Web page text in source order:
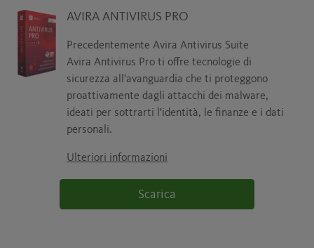
AVIRA ANTIVIRUS PRO
Precedentemente Avira Antivirus Suite
Avira Antivirus Pro ti offre tecnologie di
sicurezza all'avanguardia che ti proteggono
proattivamente dagli attacchi dei malware,
ideati per sottrarti l'identità, le finanze e i dati
personali.
Ulteriori informazioni
Scarica